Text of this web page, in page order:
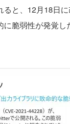
ると、12月18日
脆弱性が発覚